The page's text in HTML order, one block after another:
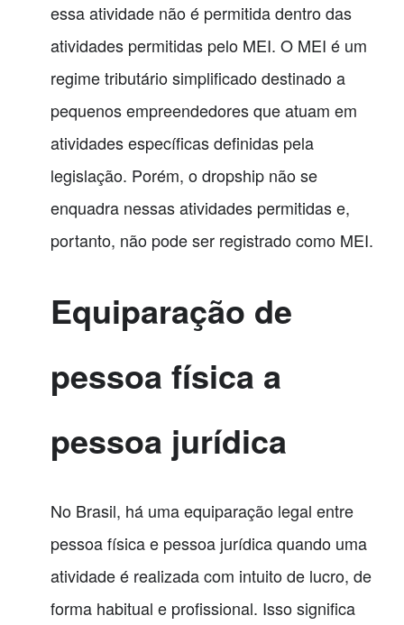
essa atividade não é permitida dentro das
atividades permitidas pelo MEI. O MEI é um
regime tributário simplificado destinado a
pequenos empreendedores que atuam em
atividades específicas definidas pela
legislação. Porém, o dropship não se
enquadra nessas atividades permitidas e,
portanto, não pode ser registrado como MEI.
Equiparação de
pessoa física a
pessoa jurídica
No Brasil, há uma equiparação legal entre
pessoa física e pessoa jurídica quando uma
atividade é realizada com intuito de lucro, de
forma habitual e profissional. Isso significa